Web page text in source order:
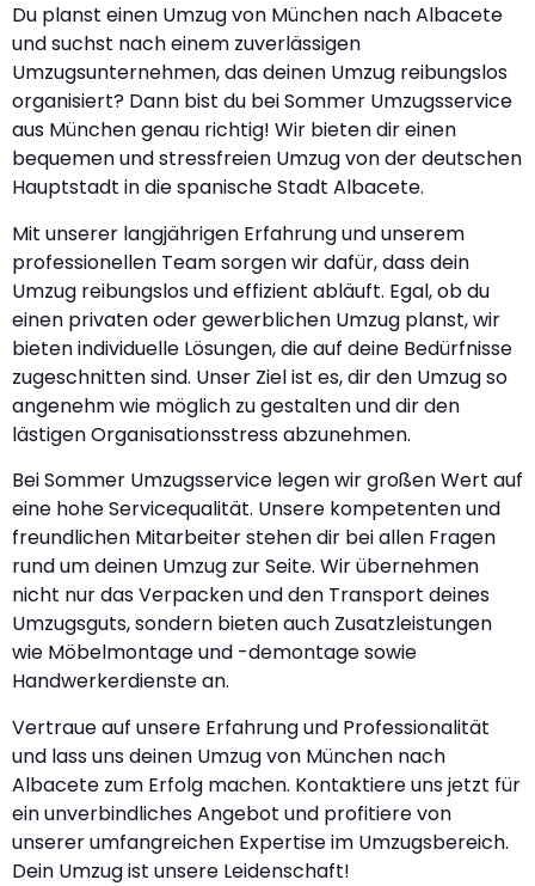
Du planst einen Umzug von München nach Albacete
und suchst nach einem zuverlässigen
Umzugsunternehmen, das deinen Umzug reibungslos
organisiert? Dann bist du bei Sommer Umzugsservice
aus München genau richtig! Wir bieten dir einen
bequemen und stressfreien Umzug von der deutschen
Hauptstadt in die spanische Stadt Albacete.
Mit unserer langjährigen Erfahrung und unserem
professionellen Team sorgen wir dafür, dass dein
Umzug reibungslos und effizient abläuft. Egal, ob du
einen privaten oder gewerblichen Umzug planst, wir
bieten individuelle Lösungen, die auf deine Bedürfnisse
zugeschnitten sind. Unser Ziel ist es, dir den Umzug so
angenehm wie möglich zu gestalten und dir den
lästigen Organisationsstress abzunehmen.
Bei Sommer Umzugsservice legen wir großen Wert auf
eine hohe Servicequalität. Unsere kompetenten und
freundlichen Mitarbeiter stehen dir bei allen Fragen
rund um deinen Umzug zur Seite. Wir übernehmen
nicht nur das Verpacken und den Transport deines
Umzugsguts, sondern bieten auch Zusatzleistungen
wie Möbelmontage und -demontage sowie
Handwerkerdienste an.
Vertraue auf unsere Erfahrung und Professionalität
und lass uns deinen Umzug von München nach
Albacete zum Erfolg machen. Kontaktiere uns jetzt für
ein unverbindliches Angebot und profitiere von
unserer umfangreichen Expertise im Umzugsbereich.
Dein Umzug ist unsere Leidenschaft!